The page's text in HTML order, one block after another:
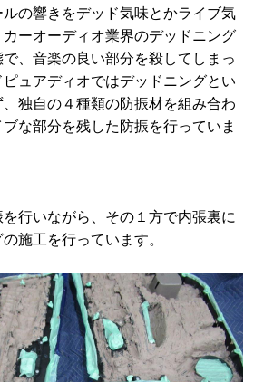
の響きをデッド気味とかライブ気
ーオーディオ業界のデッドニング
、音楽の良い部分を殺してしまっ
ュアディオではデッドニングとい
独自の４種類の防振材を組み合わ
な部分を残した防振を行っていま
行いながら、その１方で内張裏に
施工を行っています。